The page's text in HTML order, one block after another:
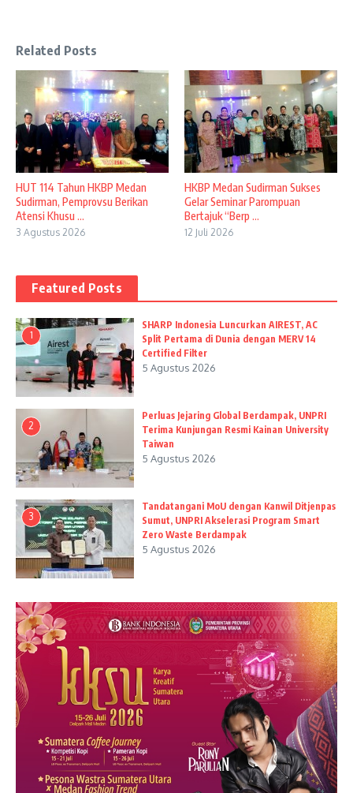
Related Posts
HUT 114 Tahun HKBP Medan
Sudirman, Pemprovsu Berikan
Atensi Khusu ...
3 Agustus 2026
HKBP Medan Sudirman Sukses
Gelar Seminar Parompuan
Bertajuk “Berp ...
12 Juli 2026
Featured Posts
1
SHARP Indonesia Luncurkan AIREST, AC
Split Pertama di Dunia dengan MERV 14
Certified Filter
5 Agustus 2026
2
Perluas Jejaring Global Berdampak, UNPRI
Terima Kunjungan Resmi Kainan University
Taiwan
5 Agustus 2026
3
Tandatangani MoU dengan Kanwil Ditjenpas
Sumut, UNPRI Akselerasi Program Smart
Zero Waste Berdampak
5 Agustus 2026